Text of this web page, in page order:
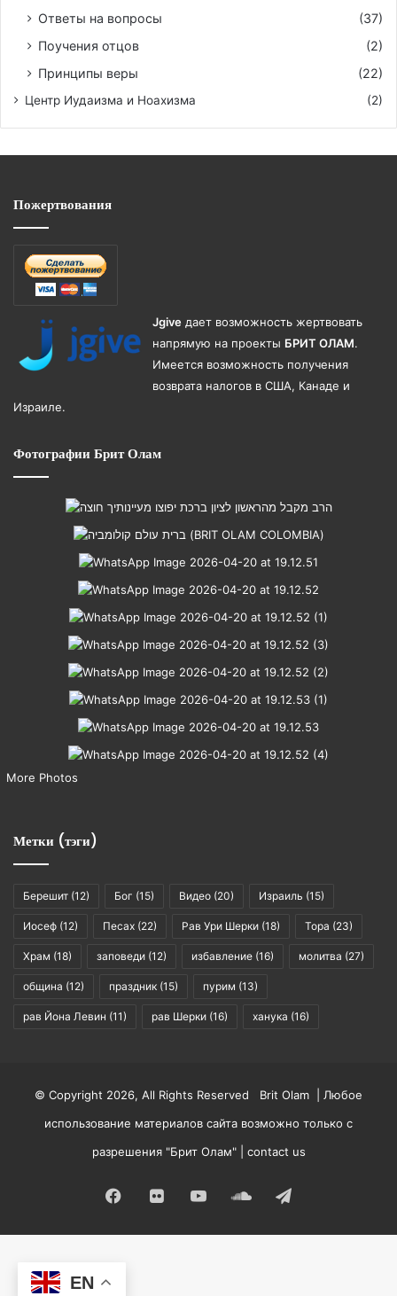
Ответы на вопросы
(37)
Поучения отцов
(2)
Принципы веры
(22)
Центр Иудаизма и Ноахизма (2)
Пожертвования
Jgiveдает возможность жертвовать
напрямую на проекты БРИТ ОЛАМ.
Имеется возможность получения
возврата налогов в США, Канаде и
Израиле.
Фотографии Брит Олам
More Photos
Метки (тэги)
Берешит (12) Бог (15) Видео (20) Израиль (15)
Иосеф (12) Песах (22) Рав Ури Шерки (18) Тора (23)
Храм (18) заповеди (12) избавление (16) молитва (27)
община (12) праздник (15) пурим (13)
рав Йона Левин (11) рав Шерки (16) ханука (16)
© Copyright 2026, All Rights Reserved Brit Olam | Любое
использование материалов сайта возможно только с
разрешения "Брит Олам" | contact us
Facebook
FlickrYouTubeSoundCloud
Telegram
EN